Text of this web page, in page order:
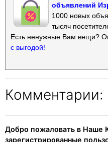
объявлений
1000 новых
тысяч
Есть ненужные Вам вещи?
с выгодой!
Комментарии:
Добро пожаловать в Наше
зарегистрированные